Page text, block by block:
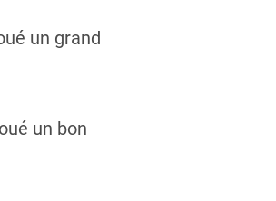
un grand
un bon